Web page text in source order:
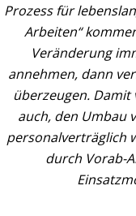
Prozess für
Arbeiten“
Veränderung
annehmen, dann
überzeugen.
auch, den Umbau
personalverträglich
durch Vorab-